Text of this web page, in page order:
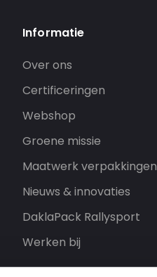
Informatie
Over ons
Certificeringen
Webshop
Groene missie
Maatwerk verpakkingen
Nieuws & innovaties
DaklaPack Rallysport
Werken bij